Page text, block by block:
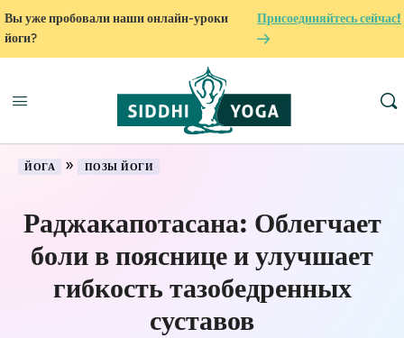
Вы уже пробовали наши онлайн-уроки
йоги?
Присоединяйтесь сейчас!
ЙОГА » ПОЗЫ ЙОГИ
Раджакапотасана: Облегчает
боли в пояснице и улучшает
гибкость тазобедренных
суставов